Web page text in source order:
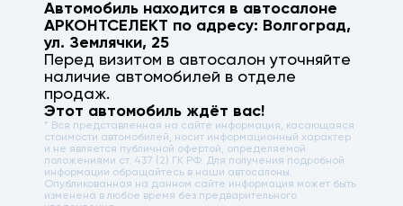
Автомобиль находится в автосалоне
АРКОНТСЕЛЕКТ по адресу: Волгоград,
ул. Землячки, 25
Перед визитом в автосалон уточняйте
наличие автомобилей в отделе
продаж.
Этот автомобиль ждёт вас!
* Вся представленная на сайте информация, касающаяся
стоимости автомобилей, носит информационный характер
и не является публичной офертой, определяемой
положениями ст. 437 (2) ГК РФ. Для получения подробной
информации обращайтесь в наши автосалоны.
Опубликованная на данном сайте информация может быть
изменена в любое время без предварительного